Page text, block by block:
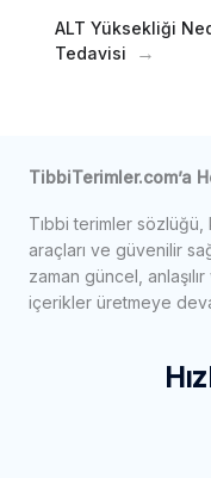
ALT Yüksekliği
Tedavisi
TibbiTerimler.com’a
Tıbbi terimler sözlüğü,
araçları ve güvenilir
zaman güncel,
içerikler üretmeye